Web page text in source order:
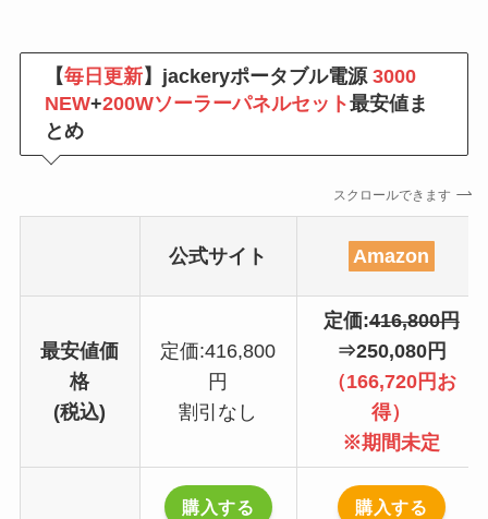
【毎日更新】jackeryポータブル電源3000
NEW+200Wソーラーパネルセット最安値ま
とめ
スクロールできます
公式サイト Amazon
最安値価
格
(税込)
定価:416,800
円
割引なし
定価:416,800円
⇒250,080円
（166,720円お
得）
※期間未定
購入する 購入する